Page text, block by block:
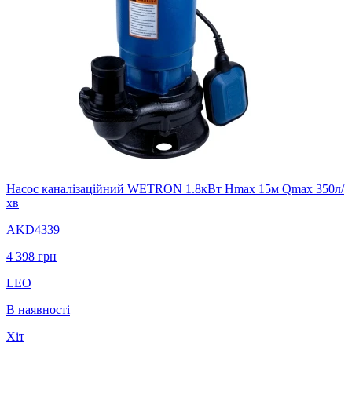
Насос каналізаційний WETRON 1.8кВт Hmax 15м Qmax 350л/
хв
AKD4339
4 398 грн
LEO
В наявності
Хіт